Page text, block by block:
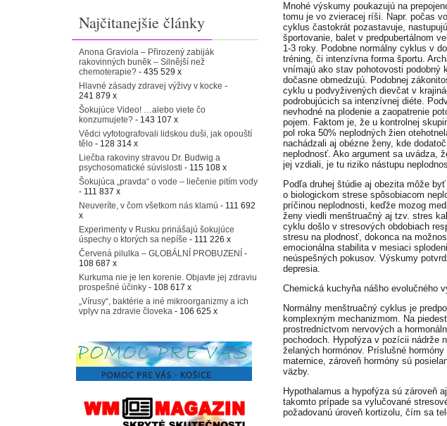
Mnohé výskumy poukazujú na
tomu je vo zvieracej ríši. Napr. počas
cyklus častokrát pozastavuje,
športovanie, balet v predpubertálnom
1-3 roky. Podobne normálny cyklus v
tréning, či intenzívna forma športu.
vnímajú ako stav pohotovosti podobný
dočasne obmedzujú. Podobnej
cyklu u podvyživených dievčat v
podrobujúcich sa intenzívnej diéte.
nevhodné na plodenie a zaopatrenie
pojem. Faktom je, že u kontrolnej
pol roka 50% neplodných žien
nachádzali aj obézne ženy, kde
neplodnosť. Ako argument sa uvádza,
jej vzdiali, je tu riziko nástupu
Podľa druhej štúdie aj obezita môže
o biologickom strese spôsobiacom
príčinou neplodnosti, keďže mozog
ženy viedli menštruačný aj tzv. stres
cyklu došlo v stresových obdobiach
stresu na plodnosť, dokonca na
emocionálna stabilita v mesiaci
neúspešných pokusov. Výskumy
depresia.
Chemická kuchyňa nášho evolučného
Normálny menštruačný cyklus je
komplexným mechanizmom. Na
prostredníctvom nervových a
pochodoch. Hypofýza v pozícii nádrže
želaných hormónov. Príslušné
maternice, zároveň hormóny sú
väzby.
Hypothalamus a hypofýza sú zároveň
takomto prípade sa vylučované
požadovanú úroveň kortizolu, čím sa
Najčitanejšie články
Anona Graviola – Přirozený zabiják
rakovinných buněk – Silnější než
chemoterapie? - 435 529 x
Hlavné zásady zdravej výživy v kocke -
241 879 x
Šokujúce Video! …alebo viete čo
konzumujete? - 143 107 x
Vědci vyfotografovali lidskou duši, jak opouští
tělo - 128 314 x
Liečba rakoviny stravou Dr. Budwig a
psychosomatické súvislosti - 115 108 x
Šokujúca „pravda“ o vode – liečenie pitím vody
- 111 837 x
Neuveríte, v čom všetkom nás klamú - 111 692
x
Experimenty v Rusku prinášajú šokujúce
úspechy o ktorých sa nepíše - 111 226 x
Červená pilulka – GLOBÁLNÍ PROBUZENÍ -
108 687 x
Kurkuma nie je len korenie. Objavte jej zdraviu
prospešné účinky - 108 617 x
„Vírusy“, baktérie a iné mikroorganizmy a ich
vplyv na zdravie človeka - 106 625 x